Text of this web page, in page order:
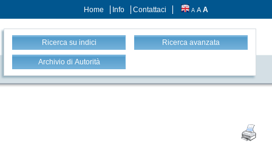
Home Info Contattaci A A A
Ricerca su indici Ricerca avanzata
Archivio di Autorità